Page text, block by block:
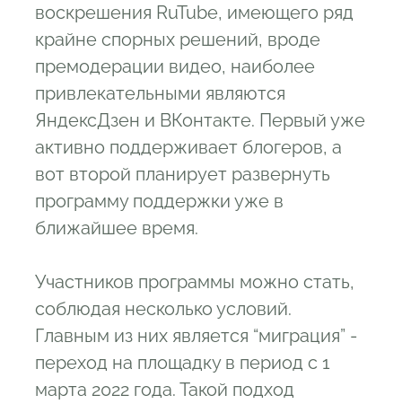
воскрешения RuTube, имеющего ряд
крайне спорных решений, вроде
премодерации видео, наиболее
привлекательными являются
ЯндексДзен и ВКонтакте. Первый уже
активно поддерживает блогеров, а
вот второй планирует развернуть
программу поддержки уже в
ближайшее время.
Участников программы можно стать,
соблюдая несколько условий.
Главным из них является “миграция” -
переход на площадку в период с 1
марта 2022 года. Такой подход